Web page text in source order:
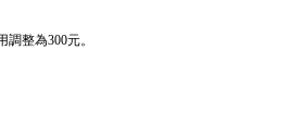
調整為300元。